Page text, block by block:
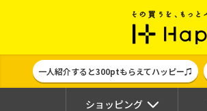
一人紹介すると300ptもらえてハッピー♫
ショッピング